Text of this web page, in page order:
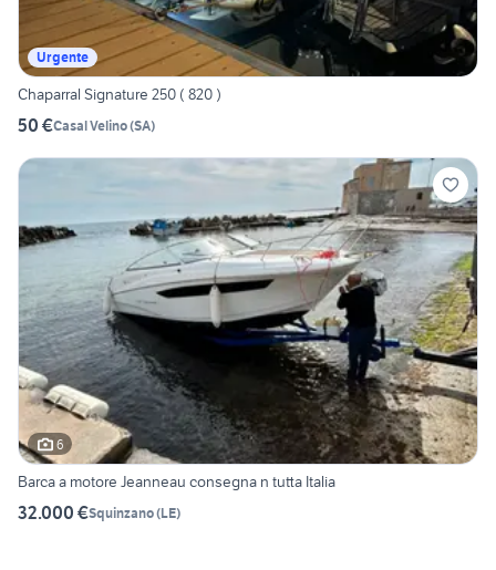
Urgente
Chaparral Signature 250 ( 820 )
50 €Casal Velino(SA)
6
Barca a motore Jeanneau consegna n tutta Italia
32.000 €Squinzano(LE)